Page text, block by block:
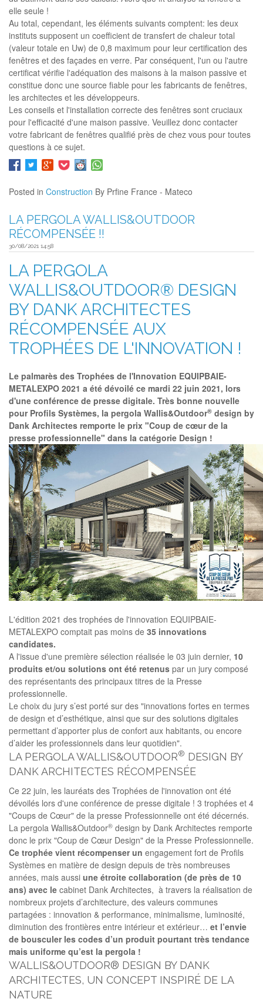
elle seule !
Au total, cependant, les éléments suivants comptent: les deux
instituts supposent un coefficient de transfert de chaleur total
(valeur totale en Uw) de 0,8 maximum pour leur certification des
fenêtres et des façades en verre. Par conséquent, l'un ou l'autre
certificat vérifie l'adéquation des maisons à la maison passive et
constitue donc une source fiable pour les fabricants de fenêtres,
les architectes et les développeurs.
Les conseils et l'installation correcte des fenêtres sont cruciaux
pour l'efficacité d'une maison passive. Veuillez donc contacter
votre fabricant de fenêtres qualifié près de chez vous pour toutes
questions à ce sujet.
Posted in Construction By Prfine France - Mateco
LA PERGOLA WALLIS&OUTDOOR
RÉCOMPENSÉE !!
30/08/2021 14:58
LA PERGOLA
WALLIS&OUTDOOR® DESIGN
BY DANK ARCHITECTES
RÉCOMPENSÉE AUX
TROPHÉES DE L'INNOVATION !
Le palmarès des Trophées de l'Innovation EQUIPBAIE-
METALEXPO 2021 a été dévoilé ce mardi 22 juin 2021, lors
d'une conférence de presse digitale. Très bonne nouvelle
pour Profils Systèmes, la pergola Wallis&Outdoor® design by
Dank Architectes remporte le prix "Coup de cœur de la
presse professionnelle" dans la catégorie Design !
L'édition 2021 des trophées de l'innovation EQUIPBAIE-
METALEXPO comptait pas moins de 35 innovations
candidates.
A l'issue d'une première sélection réalisée le 03 juin dernier, 10
produits et/ou solutions ont été retenus par un jury composé
des représentants des principaux titres de la Presse
professionnelle.
Le choix du jury s’est porté sur des "innovations fortes en termes
de design et d’esthétique, ainsi que sur des solutions digitales
permettant d’apporter plus de confort aux habitants, ou encore
d’aider les professionnels dans leur quotidien".
LA PERGOLA WALLIS&OUTDOOR® DESIGN BY
DANK ARCHITECTES RÉCOMPENSÉE
Ce 22 juin, les lauréats des Trophées de l'innovation ont été
dévoilés lors d'une conférence de presse digitale ! 3 trophées et 4
"Coups de Cœur" de la presse Professionnelle ont été décernés.
La pergola Wallis&Outdoor® design by Dank Architectes remporte
donc le prix "Coup de Cœur Design" de la Presse Professionnelle.
Ce trophée vient récompenser un engagement fort de Profils
Systèmes en matière de design depuis de très nombreuses
années, mais aussi une étroite collaboration (de près de 10
ans) avec le cabinet Dank Architectes, à travers la réalisation de
nombreux projets d’architecture, des valeurs communes
partagées : innovation & performance, minimalisme, luminosité,
diminution des frontières entre intérieur et extérieur… et l’envie
de bousculer les codes d’un produit pourtant très tendance
mais uniforme qu’est la pergola !
WALLIS&OUTDOOR® DESIGN BY DANK
ARCHITECTES, UN CONCEPT INSPIRÉ DE LA
NATURE